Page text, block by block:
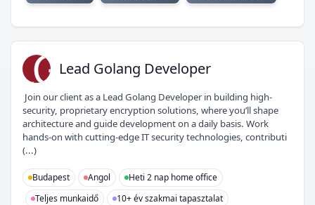
LG Lead Golang Developer
Join our client as a Lead Golang Developer in building high-
security, proprietary encryption solutions, where you’ll shape
architecture and guide development on a daily basis. Work
hands-on with cutting-edge IT security technologies, contributi
(...)
Budapest Angol
Heti 2 nap home office
Teljes munkaidő
10+ év szakmai tapasztalat